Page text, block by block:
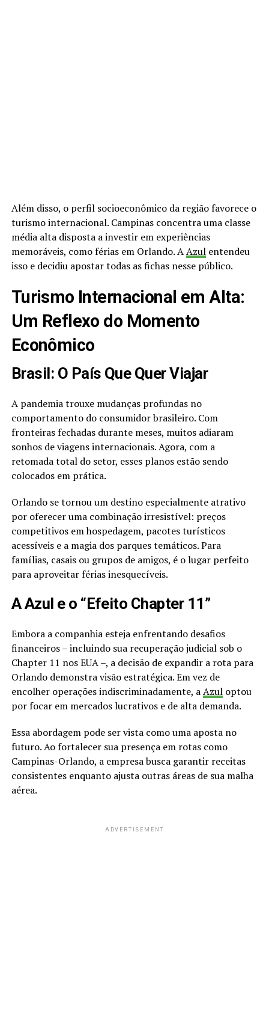
Além disso, o perfil socioeconômico da região favorece o
turismo internacional. Campinas concentra uma classe
média alta disposta a investir em experiências
memoráveis, como férias em Orlando. AAzulentendeu
isso e decidiu apostar todas as fichas nesse público.
Turismo Internacional em Alta:
Um Reflexo do Momento
Econômico
Brasil: O País Que Quer Viajar
A pandemia trouxe mudanças profundas no
comportamento do consumidor brasileiro. Com
fronteiras fechadas durante meses, muitos adiaram
sonhos de viagens internacionais. Agora, com a
retomada total do setor, esses planos estão sendo
colocados em prática.
Orlando se tornou um destino especialmente atrativo
por oferecer uma combinação irresistível: preços
competitivos em hospedagem, pacotes turísticos
acessíveis e a magia dos parques temáticos. Para
famílias, casais ou grupos de amigos, é o lugar perfeito
para aproveitar férias inesquecíveis.
A Azul e o “Efeito Chapter 11”
Embora a companhia esteja enfrentando desafios
financeiros – incluindo sua recuperação judicial sob o
Chapter 11 nos EUA –, a decisão de expandir a rota para
Orlando demonstra visão estratégica. Em vez de
encolher operações indiscriminadamente, aAzuloptou
por focar em mercados lucrativos e de alta demanda.
Essa abordagem pode ser vista como uma aposta no
futuro. Ao fortalecer sua presença em rotas como
Campinas-Orlando, a empresa busca garantir receitas
consistentes enquanto ajusta outras áreas de sua malha
aérea.
ADVERTISEMENT